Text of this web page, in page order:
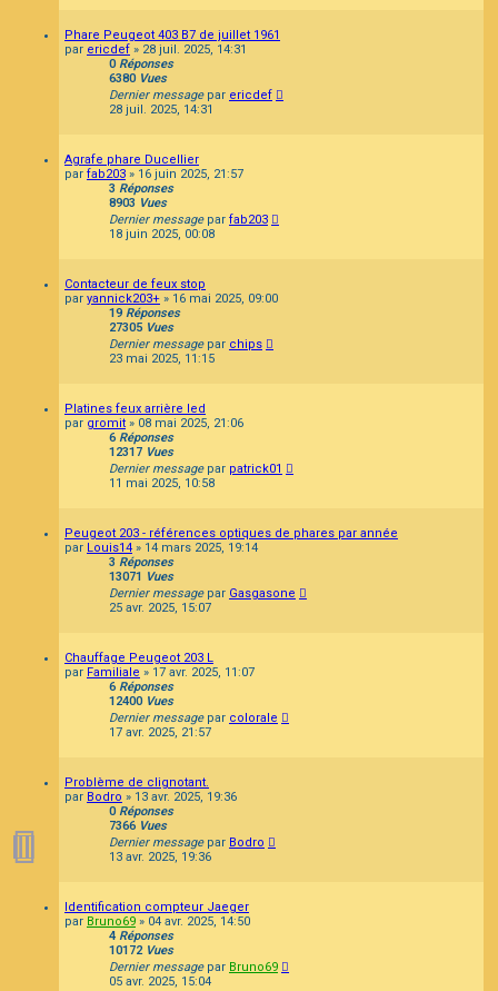
Phare Peugeot 403 B7 de juillet 1961
par ericdef » 28 juil. 2025, 14:31
0Réponses
6380 Vues
Dernier message par ericdef
28 juil. 2025, 14:31
Agrafe phare Ducellier
par fab203 » 16 juin 2025, 21:57
3 Réponses
8903 Vues
Dernier message par fab203
18 juin 2025, 00:08
Contacteur de feux stop
par yannick203+ » 16 mai 2025, 09:00
19 Réponses
27305 Vues
Dernier message par chips
23 mai 2025, 11:15
Platines feux arrière led
par gromit » 08 mai 2025, 21:06
6 Réponses
12317 Vues
Dernier message par patrick01
11 mai 2025, 10:58
Peugeot 203 - références optiques de phares par année
par Louis14 » 14 mars 2025, 19:14
3 Réponses
13071 Vues
Dernier message par Gasgasone
25 avr. 2025, 15:07
Chauffage Peugeot 203 L
par Familiale » 17 avr. 2025, 11:07
6 Réponses
12400 Vues
Dernier message par colorale
17 avr. 2025, 21:57
Problème de clignotant.
par Bodro » 13 avr. 2025, 19:36
0Réponses
7366 Vues
Dernier message par Bodro
13 avr. 2025, 19:36
Identification compteur Jaeger
par Bruno69 » 04 avr. 2025, 14:50
4 Réponses
10172 Vues
Dernier message par Bruno69
05 avr. 2025, 15:04